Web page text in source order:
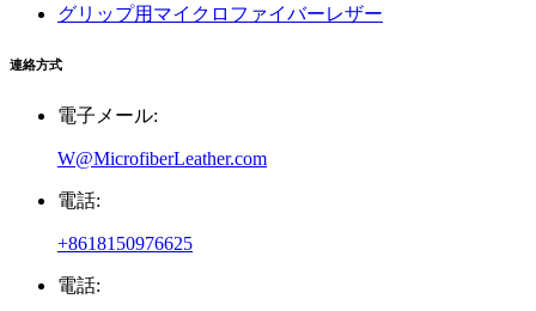
グリップ用マイクロファイバーレザー
連絡方式
電子メール:
W@MicrofiberLeather.com
電話:
+8618150976625
電話: